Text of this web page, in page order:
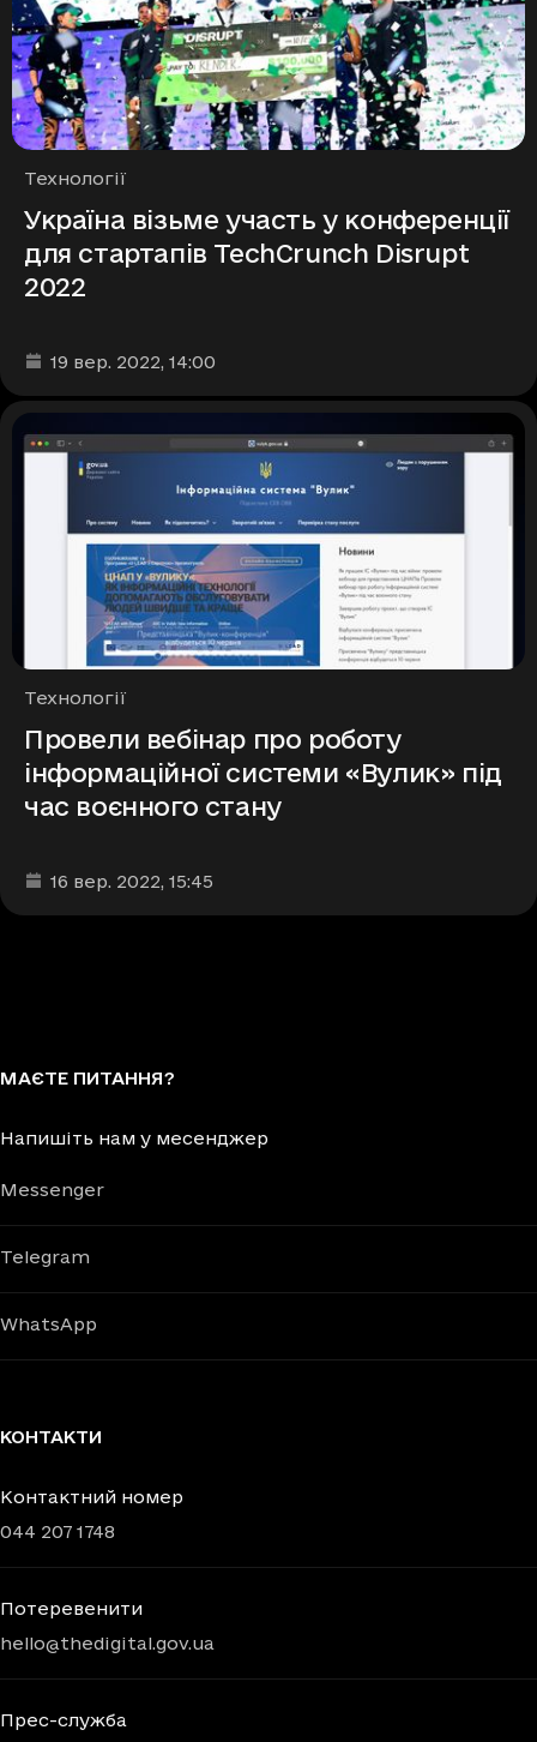
Рубрики
Технології
Україна візьме участь у конференції
для стартапів TechCrunch Disrupt
2022
Дата та час публікації
19 вер. 2022, 14:00
Рубрики
Технології
Провели вебінар про роботу
інформаційної системи «Вулик» під
час воєнного стану
Дата та час публікації
16 вер. 2022, 15:45
МАЄТЕ ПИТАННЯ?
Напишіть нам у месенджер
Messenger
Telegram
WhatsApp
КОНТАКТИ
Контактний номер
044 207 1748
Потеревенити
hello@thedigital.gov.ua
Прес-служба